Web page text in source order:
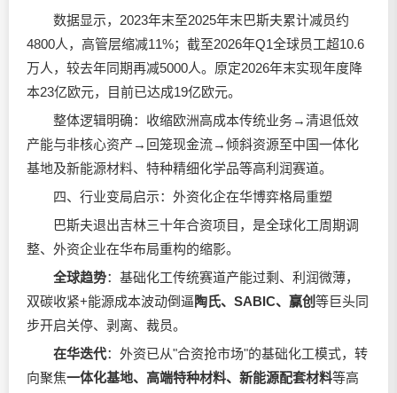
数据显示，2023年末至2025年末巴斯夫累计减员约
4800人，高管层缩减11%；截至2026年Q1全球员工超10.6
万人，较去年同期再减5000人。原定2026年末实现年度降
本23亿欧元，目前已达成19亿欧元。
整体逻辑明确：收缩欧洲高成本传统业务→清退低效
产能与非核心资产→回笼现金流→倾斜资源至中国一体化
基地及新能源材料、特种精细化学品等高利润赛道。
四、行业变局启示：外资化企在华博弈格局重塑
巴斯夫退出吉林三十年合资项目，是全球化工周期调
整、外资企业在华布局重构的缩影。
全球趋势：基础化工传统赛道产能过剩、利润微薄，
双碳收紧+能源成本波动倒逼陶氏、SABIC、赢创等巨头同
步开启关停、剥离、裁员。
在华迭代：外资已从"合资抢市场"的基础化工模式，转
向聚焦一体化基地、高端特种材料、新能源配套材料等高